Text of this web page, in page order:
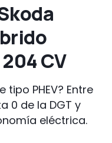
CV
PHEV? Entre
0 de la DGT y
eléctrica.